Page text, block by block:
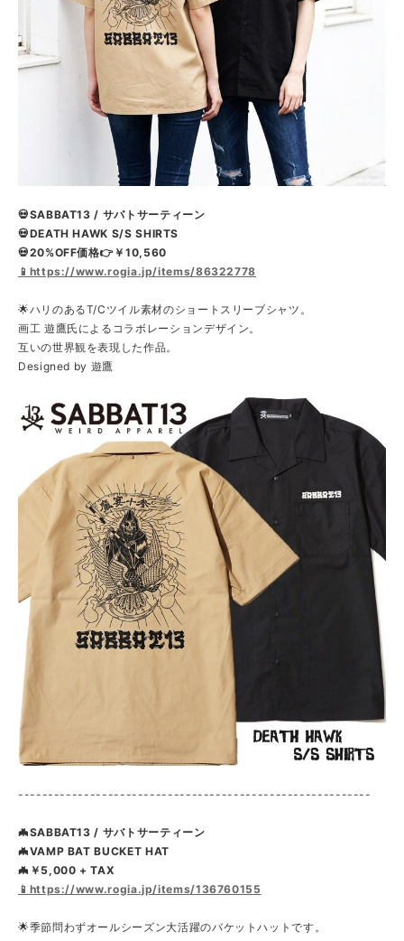
💀SABBAT13 / サバトサーティーン
💀DEATH HAWK S/S SHIRTS
💀20%OFF価格👉￥10,560
📱https://www.rogia.jp/items/86322778
🌟ハリのあるT/Cツイル素材のショートスリーブシャツ。
画工 遊鷹氏によるコラボレーションデザイン。
互いの世界観を表現した作品。
Designed by 遊鷹
-----------------------------------------------------------
🦇SABBAT13 / サバトサーティーン
🦇VAMP BAT BUCKET HAT
🦇￥5,000 + TAX
📱https://www.rogia.jp/items/136760155
🌟季節問わずオールシーズン大活躍のバケットハットです。